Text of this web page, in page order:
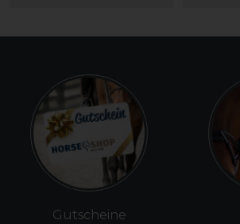
Gutscheine